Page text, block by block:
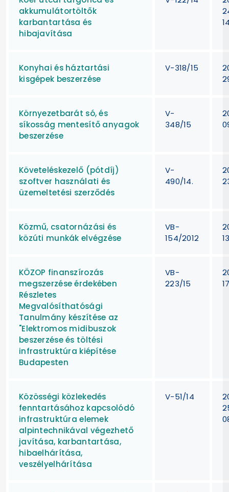
akkumulátortöltők
karbantartása és
hibajavítása
Konyhai és háztartási
kisgépek beszerzése
V-318/15
Környezetbarát só, és
síkosság mentesítő anyagok
beszerzése
V-
348/15
Követeléskezelő (pótdíj)
szoftver használati és
üzemeltetési szerződés
V-
490/14.
Közmű, csatornázási és
közúti munkák elvégzése
VB-
154/2012
KÖZOP finanszírozás
megszerzése érdekében
Részletes
Megvalósíthatósági
Tanulmány készítése az
"Elektromos midibuszok
beszerzése és töltési
infrastruktúra kiépítése
Budapesten
VB-
223/15
Közösségi közlekedés
fenntartásához kapcsolódó
infrastruktúra elemek
alpintechnikával végezhető
javítása, karbantartása,
hibaelhárítása,
veszélyelhárítása
V-51/14